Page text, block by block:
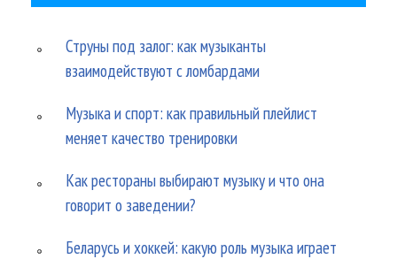
Струны под залог: как музыканты
взаимодействуют с ломбардами
Музыка и спорт: как правильный плейлист
меняет качество тренировки
Как рестораны выбирают музыку и что она
говорит о заведении?
Беларусь и хоккей: какую роль музыка играет